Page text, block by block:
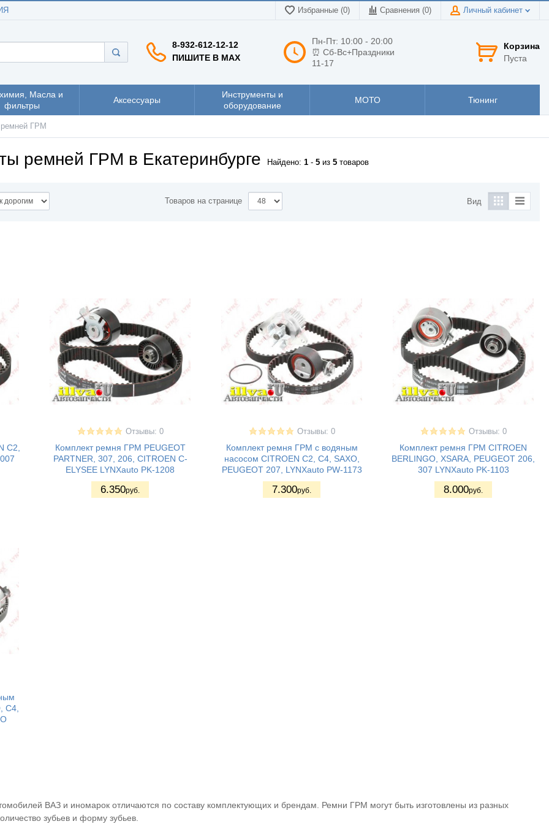
Избранные (0) Сравнения (0) Личный кабинет
8-932-612-12-12
ПИШИТЕ В MAX
Пн-Пт: 10:00 - 20:00
⏰ Сб-Вс+Праздники
11-17
Корзина
Пуста
Масла и
фильтры
Аксессуары
Инструменты и
оборудование
МОТО Тюнинг
ГРМ
ремней ГРМ в Екатеринбурге Найдено: 1 - 5 из 5 товаров
Товаров на странице Вид
C2,
Отзывы: 0
Комплект ремня ГРМ PEUGEOT
PARTNER, 307, 206, CITROEN C-
ELYSEE LYNXauto PK-1208
6.350руб.
Отзывы: 0
Комплект ремня ГРМ с водяным
насосом CITROEN C2, C4, SAXO,
PEUGEOT 207, LYNXauto PW-1173
7.300руб.
Отзывы: 0
Комплект ремня ГРМ CITROEN
BERLINGO, XSARA, PEUGEOT 206,
307 LYNXauto PK-1103
8.000руб.
C4,
ВАЗ и иномарок отличаются по составу комплектующих и брендам. Ремни ГРМ могут быть изготовлены из разных
зубьев и форму зубьев.